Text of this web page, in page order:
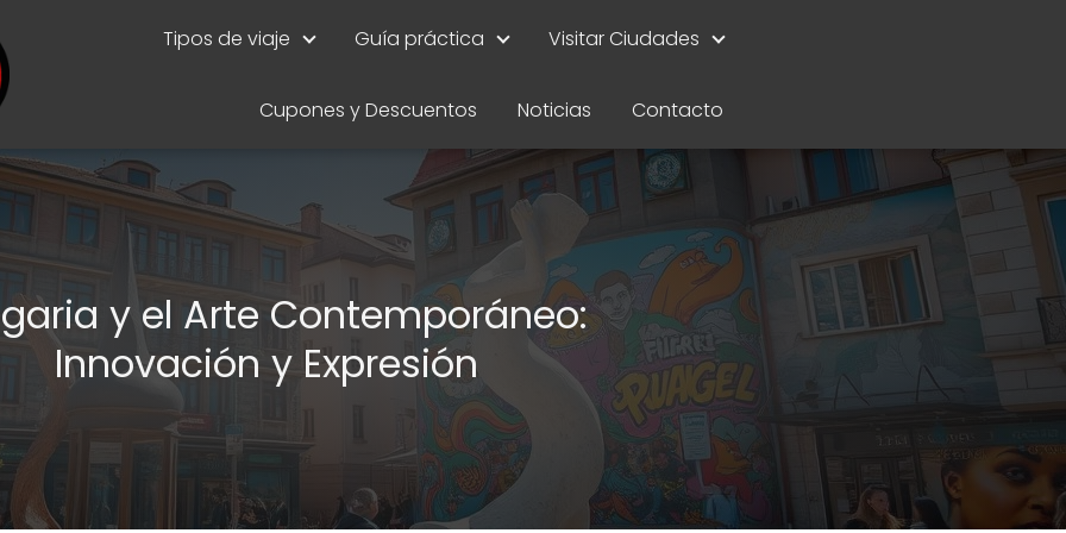
Tipos de viaje Guía práctica Visitar Ciudades
Cupones y Descuentos Noticias Contacto
y el Arte Contemporáneo:
Innovación y Expresión